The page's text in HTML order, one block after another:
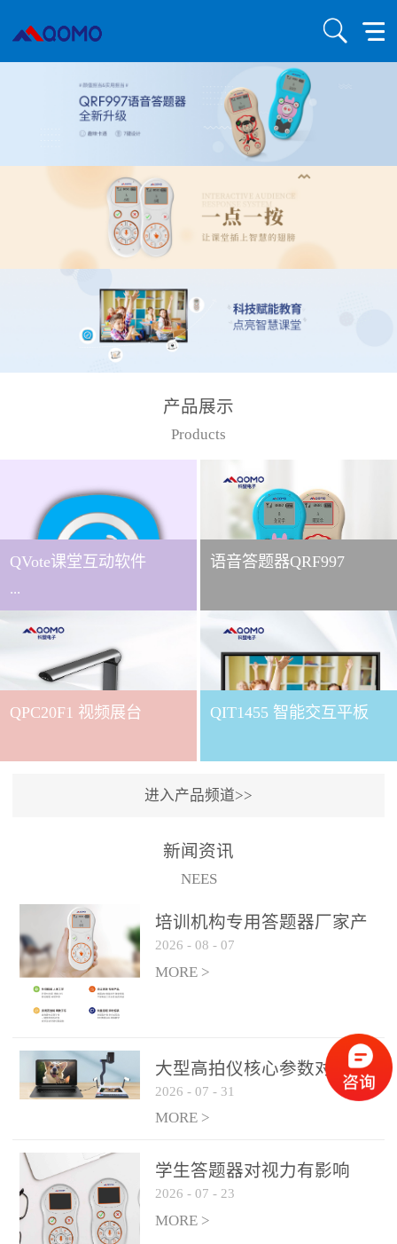
产品展示
Products
QVote课堂互动软件
...
下载QVote授课软件课堂互
动的质量直接影响教学效
果与学生参与度。作为
打造的互动授课软件，
QVote 以 “让每一堂课都充
功能与数据化教学分析，
课堂互动解决方案，重新
定义了师生互动的新模
式。极简操作，轻松融入
教学流程QVote 深谙教师
教学节奏的重要性，采用
念，教师无需复杂培训即
可快速上手。软件支持与
PPT、白板等常用教学工具
几步：打开软件、选择互
动模式、发起互动任务，
整个过程不超过 30 秒，完
美融入正常教学流程，避
语音答题器QRF997
QPC20F1 视频展台 QIT1455 智能交互平板
进入产品频道>>
新闻资讯
NEES
培训机构专用答题器厂家产
品方案
2026 - 08 - 07
MORE >
大型高拍仪核心参数对比与
选购建议
2026 - 07 - 31
MORE >
学生答题器对视力有影响
吗？
2026 - 07 - 23
MORE >